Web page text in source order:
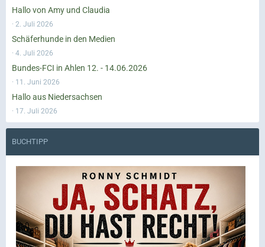
Hallo von Amy und Claudia
2. Juli 2026
Schäferhunde in den Medien
4. Juli 2026
Bundes-FCI in Ahlen 12. - 14.06.2026
11. Juni 2026
Hallo aus Niedersachsen
17. Juli 2026
BUCHTIPP